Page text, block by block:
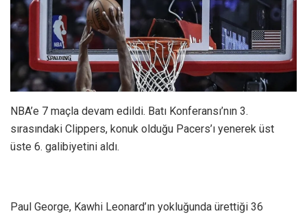
NBA’e 7 maçla devam edildi. Batı Konferansı’nın 3.
sırasındaki Clippers, konuk olduğu Pacers’ı yenerek üst
üste 6. galibiyetini aldı.
Paul George, Kawhi Leonard’ın yokluğunda ürettiği 36